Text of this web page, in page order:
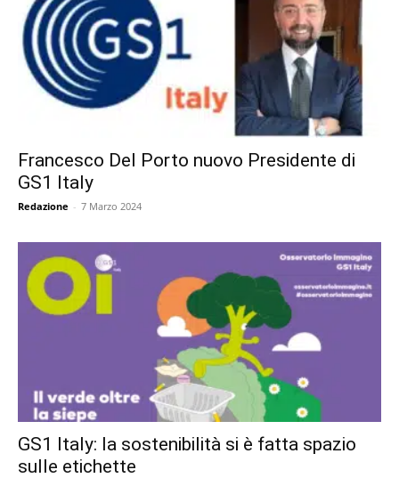
Francesco Del Porto nuovo Presidente di
GS1 Italy
Redazione - 7 Marzo 2024
GS1 Italy: la sostenibilità si è fatta spazio
sulle etichette